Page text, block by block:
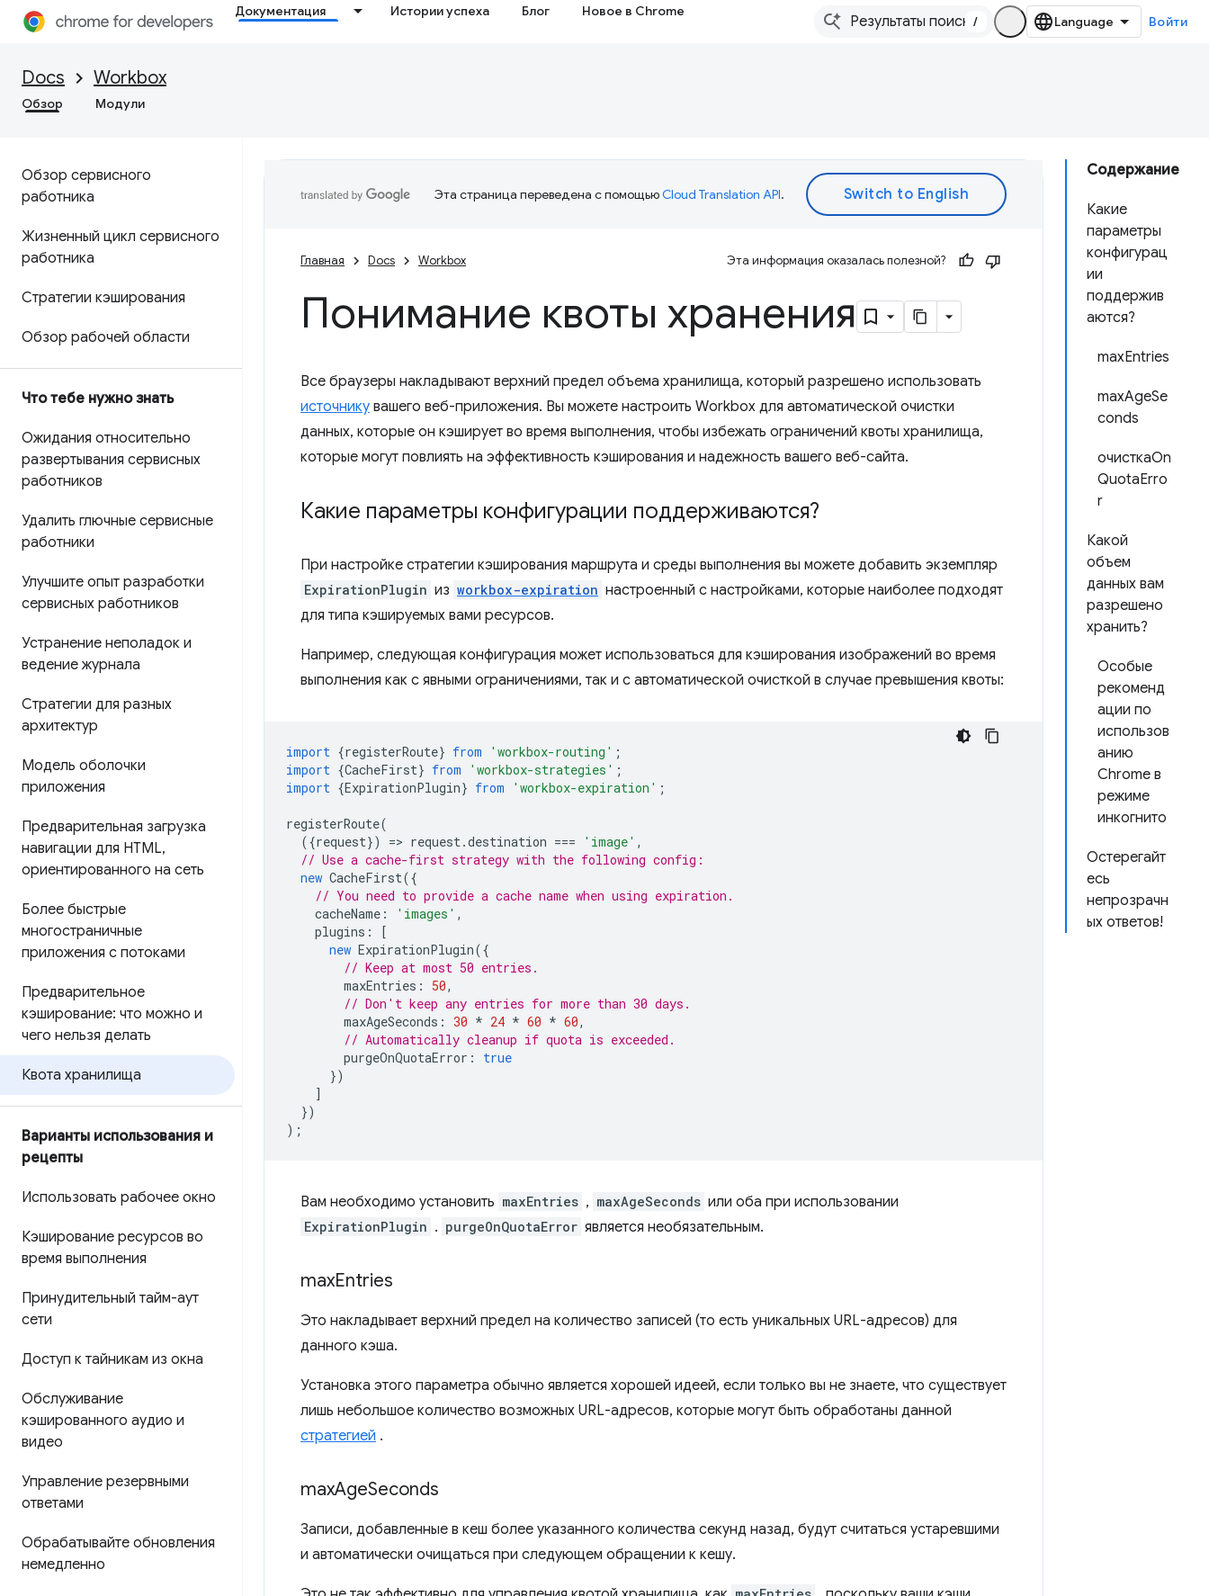
Документация Истории успеха Блог Новое в Chrome
/ Войти
Docs Workbox
Обзор Модули
Обзор сервисного
работника
Жизненный цикл сервисного
работника
Стратегии кэширования
Обзор рабочей области
Что тебе нужно знать
Ожидания относительно
развертывания сервисных
работников
Удалить глючные сервисные
работники
Улучшите опыт разработки
сервисных работников
Устранение неполадок и
ведение журнала
Стратегии для разных
архитектур
Модель оболочки
приложения
Предварительная загрузка
навигации для HTML,
ориентированного на сеть
Более быстрые
многостраничные
приложения с потоками
Предварительное
кэширование: что можно и
чего нельзя делать
Квота хранилища
Варианты использования и
рецепты
Использовать рабочее окно
Кэширование ресурсов во
время выполнения
Принудительный тайм-аут
сети
Доступ к тайникам из окна
Обслуживание
кэшированного аудио и
видео
Управление резервными
ответами
Обрабатывайте обновления
немедленно
Содержание
Какие
параметры
конфигурац
ии
поддержив
аются?
maxEntries
maxAgeSe
conds
очисткаOn
QuotaErro
r
Какой
объем
данных вам
разрешено
хранить?
Особые
рекоменд
ации по
использов
анию
Chrome в
режиме
инкогнито
Остерегайт
есь
непрозрачн
ых ответов!
Эта страница переведена с помощьюCloud Translation API.
Главная Docs Workbox Эта информация оказалась полезной?
Понимание квоты хранения
Все браузеры накладывают верхний предел объема хранилища, который разрешено использовать
источнику вашего веб-приложения. Вы можете настроить Workbox для автоматической очистки
данных, которые он кэширует во время выполнения, чтобы избежать ограничений квоты хранилища,
которые могут повлиять на эффективность кэширования и надежность вашего веб-сайта.
Какие параметры конфигурации поддерживаются?
При настройке стратегии кэширования маршрута и среды выполнения вы можете добавить экземпляр
ExpirationPlugin из workbox-expiration настроенный с настройками, которые наиболее подходят
для типа кэшируемых вами ресурсов.
Например, следующая конфигурация может использоваться для кэширования изображений во время
выполнения как с явными ограничениями, так и с автоматической очисткой в ​​случае превышения квоты:
import {registerRoute} from 'workbox-routing' ;
import {CacheFirst} from 'workbox-strategies' ;
import {ExpirationPlugin} from 'workbox-expiration' ;
registerRoute(
({request}) => request.destination === 'image' ,
// Use a cache-first strategy with the following config:
new CacheFirst({
// You need to provide a cache name when using expiration.
cacheName : 'images' ,
plugins :
[
new ExpirationPlugin({
// Keep at most 50 entries.
maxEntries : 50,
// Don't keep any entries for more than 30 days.
maxAgeSeconds : 30 * 24 * 60 * 60,
// Automatically cleanup if quota is exceeded.
purgeOnQuotaError :
true
})
]
})
);
Вам необходимо установить maxEntries , maxAgeSeconds или оба при использовании
ExpirationPlugin . purgeOnQuotaError является необязательным.
maxEntries
Это накладывает верхний предел на количество записей (то есть уникальных URL-адресов) для
данного кэша.
Установка этого параметра обычно является хорошей идеей, если только вы не знаете, что существует
лишь небольшое количество возможных URL-адресов, которые могут быть обработаны данной
стратегией .
maxAgeSeconds
Записи, добавленные в кеш более указанного количества секунд назад, будут считаться устаревшими
и автоматически очищаться при следующем обращении к кешу.